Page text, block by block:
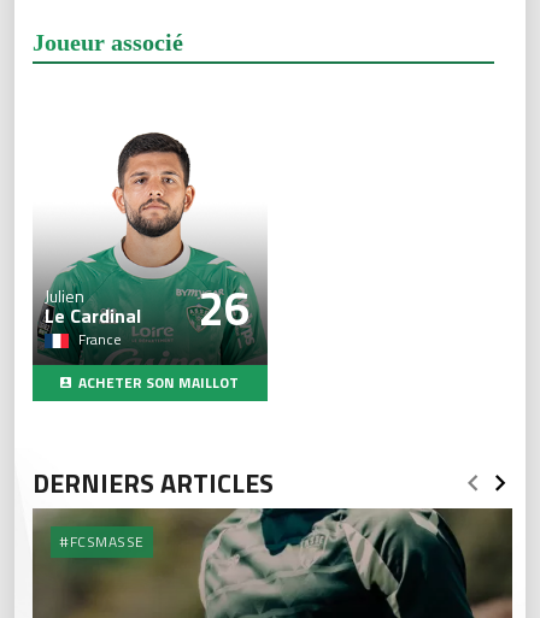
Joueur associé
26
Julien
Le Cardinal
France
ACHETER SON MAILLOT
DERNIERS ARTICLES
#FCSMASSE